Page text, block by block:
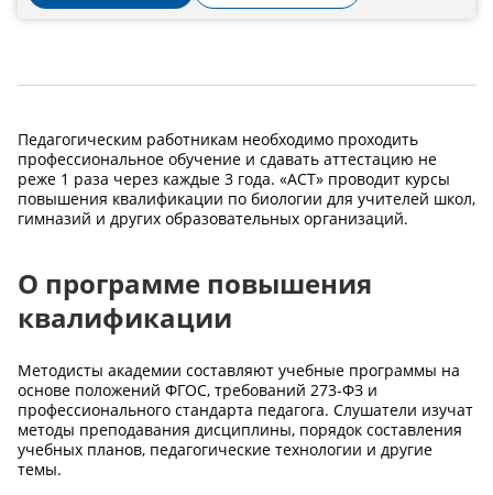
Педагогическим работникам необходимо проходить
профессиональное обучение и сдавать аттестацию не
реже 1 раза через каждые 3 года. «АСТ» проводит курсы
повышения квалификации по биологии для учителей школ,
гимназий и других образовательных организаций.
О программе повышения
квалификации
Методисты академии составляют учебные программы на
основе положений ФГОС, требований 273-ФЗ и
профессионального стандарта педагога. Слушатели изучат
методы преподавания дисциплины, порядок составления
учебных планов, педагогические технологии и другие
темы.